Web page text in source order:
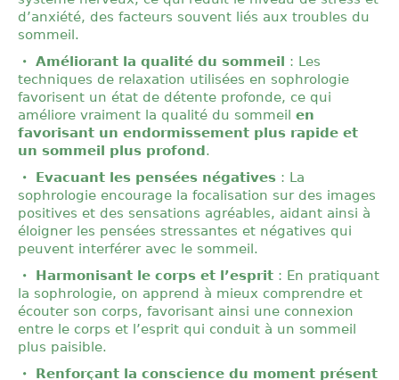
d’anxiété, des facteurs souvent liés aux troubles du
sommeil.
Améliorant la qualité du sommeil : Les
techniques de relaxation utilisées en sophrologie
favorisent un état de détente profonde, ce qui
améliore vraiment la qualité du sommeil en
favorisant un endormissement plus rapide et
un sommeil plus profond.
Evacuant les pensées négatives : La
sophrologie encourage la focalisation sur des images
positives et des sensations agréables, aidant ainsi à
éloigner les pensées stressantes et négatives qui
peuvent interférer avec le sommeil.
Harmonisant le corps et l’esprit : En pratiquant
la sophrologie, on apprend à mieux comprendre et
écouter son corps, favorisant ainsi une connexion
entre le corps et l’esprit qui conduit à un sommeil
plus paisible.
Renforçant la conscience du moment présent